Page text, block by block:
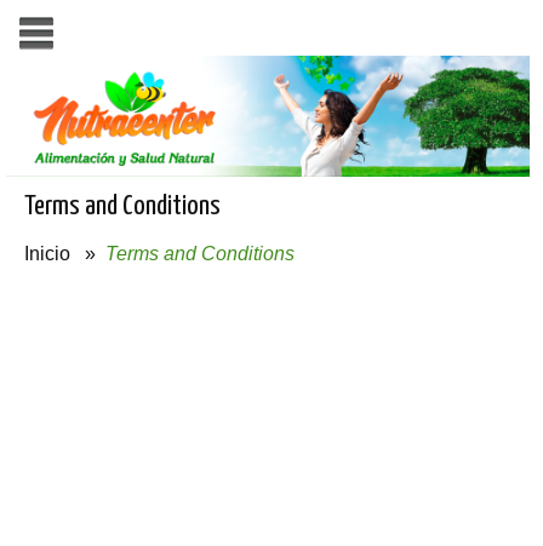
Terms and Conditions
Inicio » Terms and Conditions